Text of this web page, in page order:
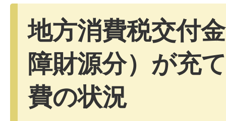
地方消費税交付
障財源分）が充
費の状況